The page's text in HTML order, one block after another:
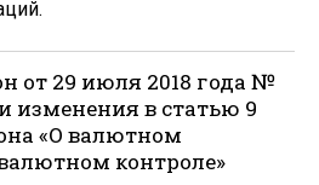
от 29 июля 2018 года №
изменения в статью 9
«О валютном
контроле»